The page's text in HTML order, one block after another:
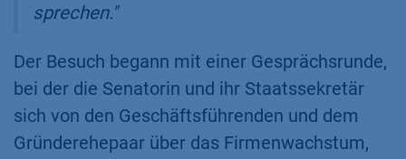
sprechen."
Der Besuch begann mit einer Gesprächsrunde,
bei der die Senatorin und ihr Staatssekretär
sich von den Geschäftsführenden und dem
Gründerehepaar über das Firmenwachstum,